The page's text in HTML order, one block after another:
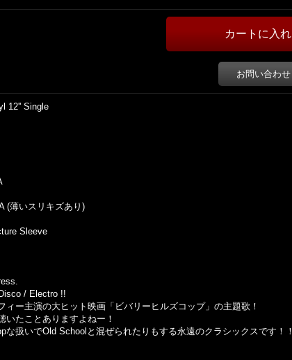
お問い合わせ
12'' Single
(薄いスリキズあり)
Sleeve
/ Electro !!
ィー主演の大ヒット映画「ビバリーヒルズコップ」の主題歌！
いたことありますよねー！
な扱いでOld Schoolと混ぜられたりもする永遠のクラシックスです！！